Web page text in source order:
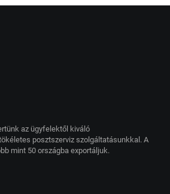
az ügyfelektől kiváló
posztszerviz szolgáltatásunkkal. A
mint 50 országba exportáljuk.